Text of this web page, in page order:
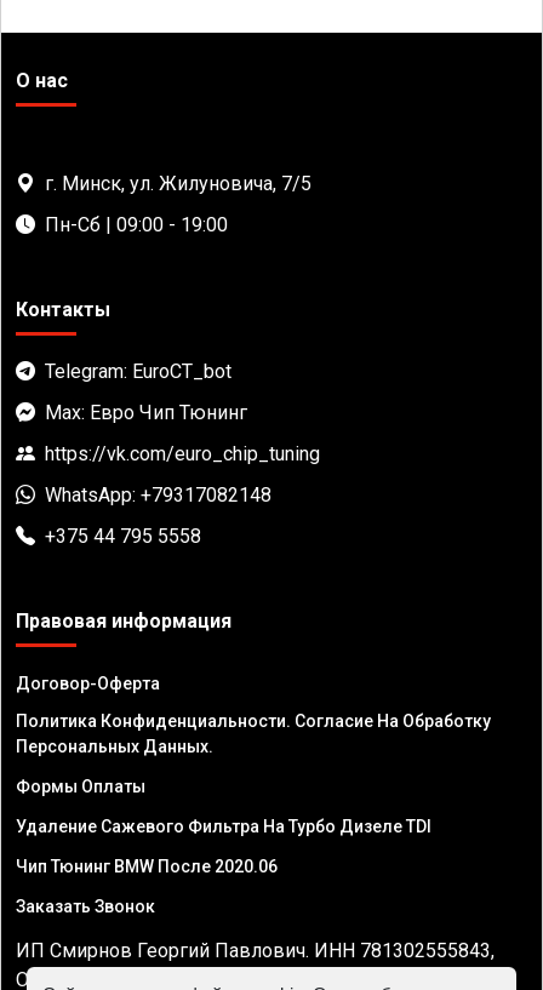
О нас
г. Минск, ул. Жилуновича, 7/5
Пн-Сб | 09:00 - 19:00
Контакты
Telegram: EuroCT_bot
Max: Евро Чип Тюнинг
https://vk.com/euro_chip_tuning
WhatsApp: +79317082148
+375 44 795 5558
Правовая информация
Договор-Оферта
Политика Конфиденциальности. Согласие На Обработку
Персональных Данных.
Формы Оплаты
Удаление Сажевого Фильтра На Турбо Дизеле TDI
Чип Тюнинг BMW После 2020.06
Заказать Звонок
ИП Смирнов Георгий Павлович. ИНН 781302555843,
ОГРНИП 324470400032610